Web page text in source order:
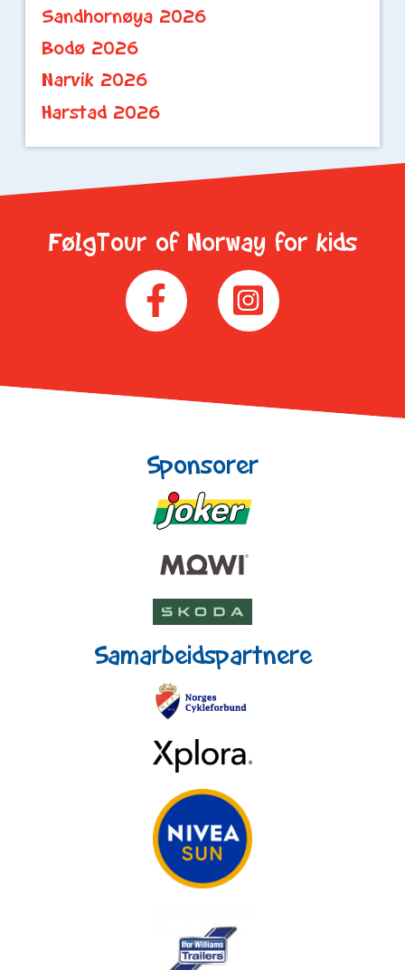
Sandhornøya 2026
Bodø 2026
Narvik 2026
Harstad 2026
FølgTour of Norway for kids
Sponsorer
Samarbeidspartnere